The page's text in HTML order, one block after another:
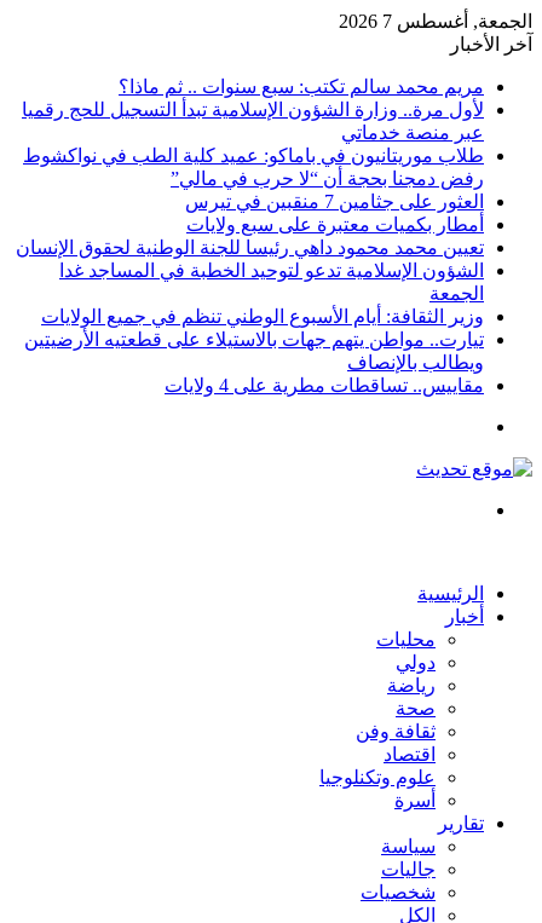
الجمعة, أغسطس 7 2026
آخر الأخبار
مريم محمد سالم تكتب: سبع سنوات .. ثم ماذا؟
لأول مرة.. وزارة الشؤون الإسلامية تبدأ التسجيل للحج رقميا
عبر منصة خدماتي
طلاب موريتانيون في باماكو: عميد كلية الطب في نواكشوط
رفض دمجنا بحجة أن “لا حرب في مالي”
العثور على جثامين 7 منقبين في تيرس
أمطار بكميات معتبرة على سبع ولايات
تعيين محمد محمود داهي رئيسا للجنة الوطنية لحقوق الإنسان
الشؤون الإسلامية تدعو لتوحيد الخطبة في المساجد غدا
الجمعة
وزير الثقافة: أيام الأسبوع الوطني تنظم في جميع الولايات
تيارت.. مواطن يتهم جهات بالاستيلاء على قطعتيه الأرضيتين
ويطالب بالإنصاف
مقاييس.. تساقطات مطرية على 4 ولايات
الرئيسية
أخبار
محليات
دولي
رياضة
صحة
ثقافة وفن
اقتصاد
علوم وتكنلوجيا
أسرة
تقارير
سياسة
جاليات
شخصيات
الكل